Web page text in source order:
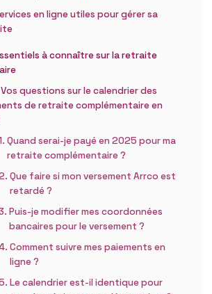
en ligne utiles pour gérer sa
à connaître sur la retraite
Vos questions sur le calendrier des
de retraite complémentaire en
Quand serai-je payé en 2025 pour ma
retraite complémentaire ?
Que faire si mon versement Arrco est
retardé ?
Puis-je modifier mes coordonnées
bancaires pour le versement ?
Comment suivre mes paiements en
ligne ?
Le calendrier est-il identique pour